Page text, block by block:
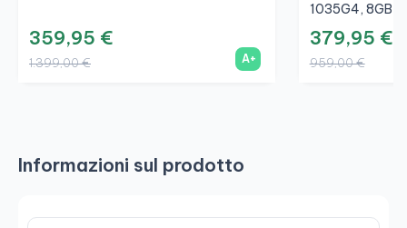
359,95 €
1.399,00 € A+
1035G4, 8GB,
379,95 €
959,00 €
Informazioni sul prodotto